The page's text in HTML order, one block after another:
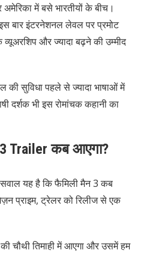
में बसे भारतीयों के बीच।
बार इंटरनेशनल लेवल पर प्रमोट
और ज्यादा बढ़ने की उम्मीद
सुविधा पहले से ज्यादा भाषाओं में
दर्शक भी इस रोमांचक कहानी का
Trailer कब आएगा?
यह है कि फैमिली मैन 3 कब
प्राइम, ट्रेलर को रिलीज से एक
चौथी तिमाही में आएगा और उसमें हम